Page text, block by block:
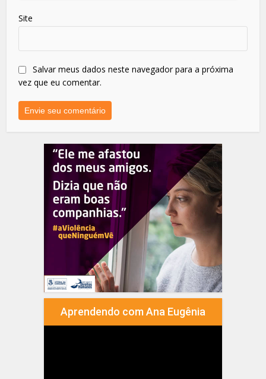
Site
Salvar meus dados neste navegador para a próxima
vez que eu comentar.
Aprendendo com Ana Eugênia